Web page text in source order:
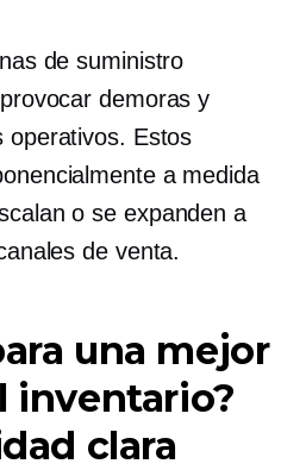
de suministro
demoras y
operativos. Estos
a medida
o se expanden a
de venta.
una mejor
inventario?
clara